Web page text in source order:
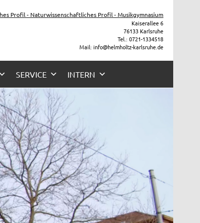
Profil - Naturwissenschaftliches Profil - Musikgymnasium
Kaiserallee 6
76133 Karlsruhe
Tel.: 0721-1334518
Mail: info@helmholtz-karlsruhe.de
SERVICE INTERN